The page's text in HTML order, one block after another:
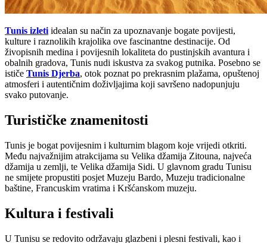
Tunis izleti idealan su način za upoznavanje bogate povijesti,
kulture i raznolikih krajolika ove fascinantne destinacije. Od
živopisnih medina i povijesnih lokaliteta do pustinjskih avantura i
obalnih gradova, Tunis nudi iskustva za svakog putnika. Posebno se
ističe Tunis Djerba, otok poznat po prekrasnim plažama, opuštenoj
atmosferi i autentičnim doživljajima koji savršeno nadopunjuju
svako putovanje.
Turističke znamenitosti
Tunis je bogat povijesnim i kulturnim blagom koje vrijedi otkriti.
Među najvažnijim atrakcijama su Velika džamija Zitouna, najveća
džamija u zemlji, te Velika džamija Sidi. U glavnom gradu Tunisu
ne smijete propustiti posjet Muzeju Bardo, Muzeju tradicionalne
baštine, Francuskim vratima i Kršćanskom muzeju.
Kultura i festivali
U Tunisu se redovito održavaju glazbeni i plesni festivali, kao i